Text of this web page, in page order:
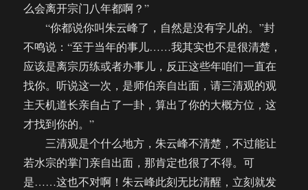
么会离开宗门八年都啊？”
“你都说你叫朱云峰了，自然是没有字儿的。”封
不鸣说：“至于当年的事儿……我其实也不是很清楚，
应该是离宗历练或者办事儿，反正这些年咱们一直在
找你。听说这一次，是师伯亲自出面，请三清观的观
主天机道长亲自占了一卦，算出了你的大概方位，这
才找到你的。”
三清观是个什么地方，朱云峰不清楚，不过能让
若水宗的掌门亲自出面，那肯定也很了不得。可
是……这也不对啊！朱云峰此刻无比清醒，立刻就发